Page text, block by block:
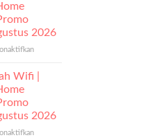
2026
pada
Kecepatan
|
Blog
Wifi |
2026
pada